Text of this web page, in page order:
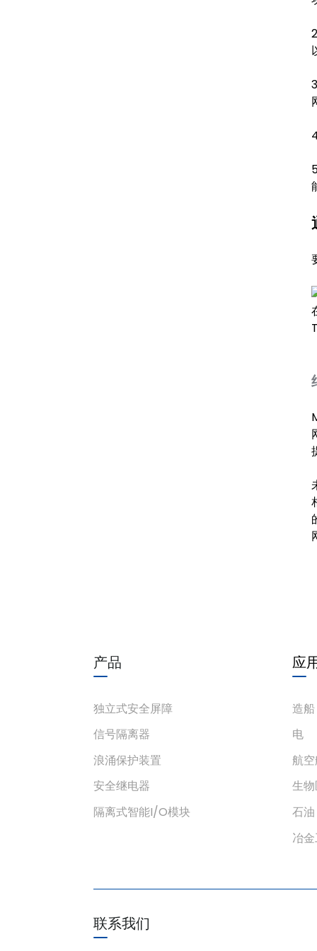
产品
独立式安全屏障
信号隔离器
浪涌保护装置
安全继电器
隔离式智能I/O模块
应
造船
电
航
生
石油
冶
联系我们